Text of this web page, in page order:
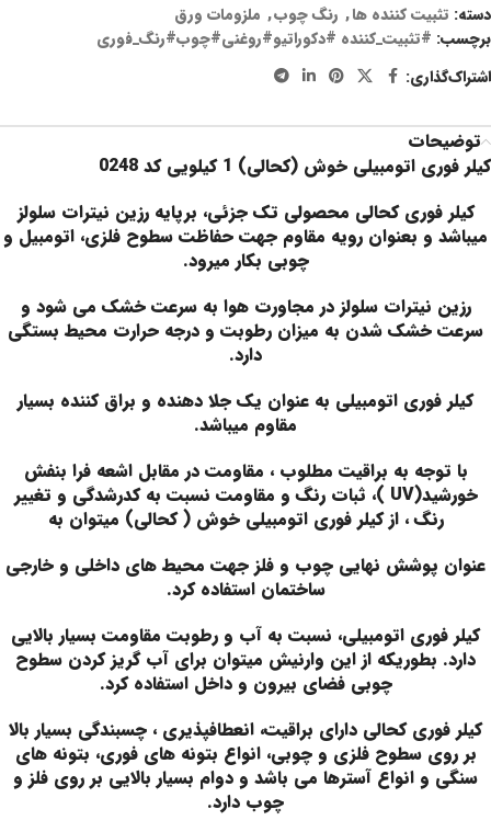
دسته: تثبیت کننده ها, رنگ چوب, ملزومات ورق
برچسب: #تثبیت_کننده #دکوراتیو#روغنی#چوب#رنگ_فوری
اشتراک‌گذاری:
توضیحات
کیلر فوری اتومبیلی خوش (کحالی) 1 کیلویی کد 0248
کیلر فوری کحالی محصولی تک جزئی، برپايه رزين نیترات سلولز
میباشد و بعنوان رویه مقاوم جهت حفاظت سطوح فلزی، اتومبیل و
چوبی بکار میرود.
رزين نیترات سلولز در مجاورت هوا به سرعت خشک می شود و
سرعت خشک شدن به میزان رطوبت و درجه حرارت محیط بستگی
دارد.
کیلر فوری اتومبیلی به عنوان یک جلا دهنده و براق کننده بسیار
مقاوم میباشد.
با توجه به براقیت مطلوب ، مقاومت در مقابل اشعه فرا بنفش
خورشید(UV )، ثبات رنگ و مقاومت نسبت به کدرشدگی و تغییر
رنگ ، از کیلر فوری اتومبیلی خوش ( کحالی) میتوان به
عنوان پوشش نهایی چوب و فلز جهت محیط های داخلی و خارجی
ساختمان استفاده کرد.
کیلر فوری اتومبیلی، نسبت به آب و رطوبت مقاومت بسیار بالایی
دارد. بطوریکه از این وارنیش میتوان برای آب گریز کردن سطوح
چوبی فضای بیرون و داخل استفاده کرد.
کیلر فوری کحالی دارای براقيت، انعطافپذيری ، چسبندگی بسیار بالا
بر روی سطوح فلزی و چوبی، انواع بتونه های فوری، بتونه های
سنگی و انواع آسترها می باشد و دوام بسیار بالایی بر روی فلز و
چوب دارد.